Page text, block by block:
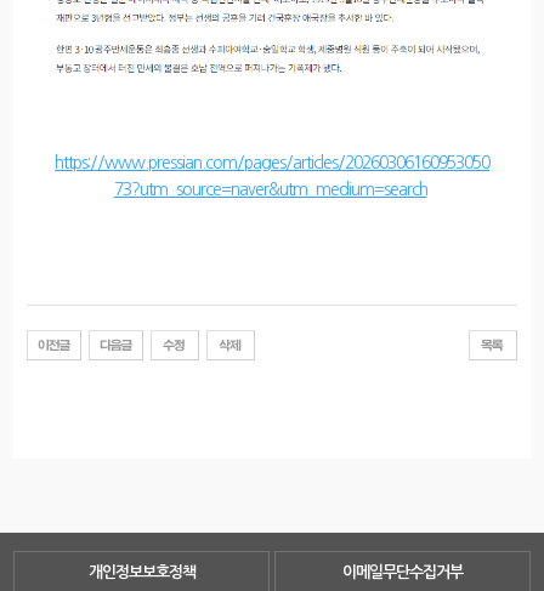
https://www.pressian.com/pages/articles/20260306160953050
73?utm_source=naver&utm_medium=search
개인정보보호정책 이메일무단수집거부